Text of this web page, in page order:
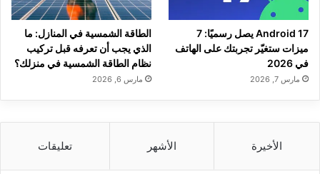
Android 17 يصل رسميًا: 7
ميزات ستغيّر تجربتك على الهاتف
في 2026
مارس 7, 2026
الطاقة الشمسية في المنازل: ما
الذي يجب أن تعرفه قبل تركيب
نظام الطاقة الشمسية في منزلك؟
مارس 6, 2026
الأخيرة الأشهر تعليقات